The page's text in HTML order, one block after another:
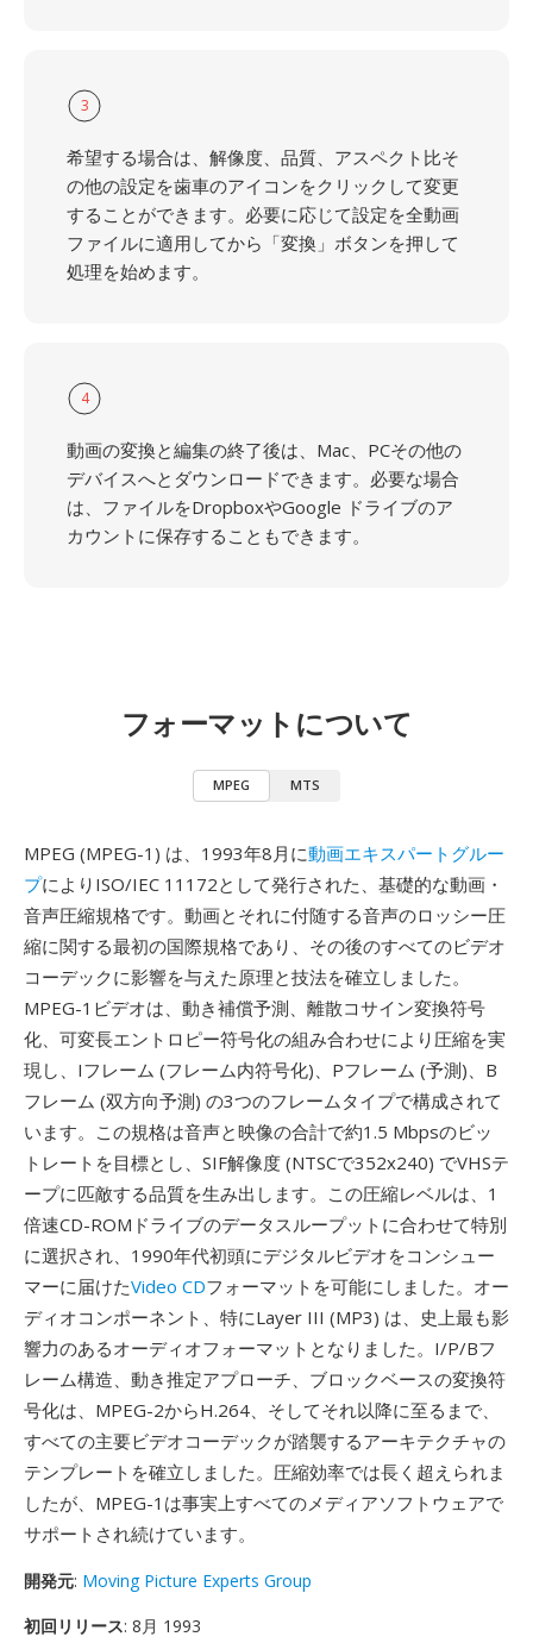
3
希望する場合は、解像度、品質、アスペクト比そ
の他の設定を歯車のアイコンをクリックして変更
することができます。必要に応じて設定を全動画
ファイルに適用してから「変換」ボタンを押して
処理を始めます。
4
動画の変換と編集の終了後は、Mac、PCその他の
デバイスへとダウンロードできます。必要な場合
は、ファイルをDropboxやGoogle ドライブのア
カウントに保存することもできます。
フォーマットについて
MPEG MTS
MPEG (MPEG-1) は、1993年8月に動画エキスパートグルー
プによりISO/IEC 11172として発行された、基礎的な動画・
音声圧縮規格です。動画とそれに付随する音声のロッシー圧
縮に関する最初の国際規格であり、その後のすべてのビデオ
コーデックに影響を与えた原理と技法を確立しました。
MPEG-1ビデオは、動き補償予測、離散コサイン変換符号
化、可変長エントロピー符号化の組み合わせにより圧縮を実
現し、Iフレーム (フレーム内符号化)、Pフレーム (予測)、B
フレーム (双方向予測) の3つのフレームタイプで構成されて
います。この規格は音声と映像の合計で約1.5 Mbpsのビッ
トレートを目標とし、SIF解像度 (NTSCで352x240) でVHSテ
ープに匹敵する品質を生み出します。この圧縮レベルは、1
倍速CD-ROMドライブのデータスループットに合わせて特別
に選択され、1990年代初頭にデジタルビデオをコンシュー
マーに届けたVideo CDフォーマットを可能にしました。オー
ディオコンポーネント、特にLayer III (MP3) は、史上最も影
響力のあるオーディオフォーマットとなりました。I/P/Bフ
レーム構造、動き推定アプローチ、ブロックベースの変換符
号化は、MPEG-2からH.264、そしてそれ以降に至るまで、
すべての主要ビデオコーデックが踏襲するアーキテクチャの
テンプレートを確立しました。圧縮効率では長く超えられま
したが、MPEG-1は事実上すべてのメディアソフトウェアで
サポートされ続けています。
開発元: Moving Picture Experts Group
初回リリース: 8月 1993